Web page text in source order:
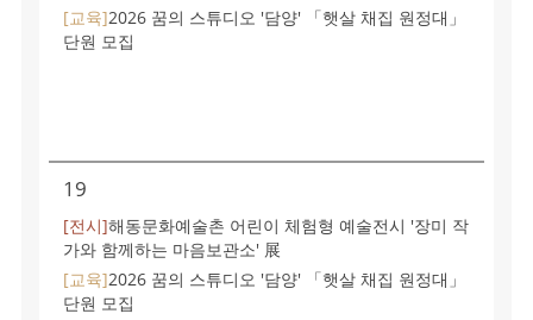
[교육]2026 꿈의 스튜디오 '담양' 「햇살 채집 원정대」
단원 모집
19
[전시]해동문화예술촌 어린이 체험형 예술전시 '장미 작
가와 함께하는 마음보관소' 展
[교육]2026 꿈의 스튜디오 '담양' 「햇살 채집 원정대」
단원 모집